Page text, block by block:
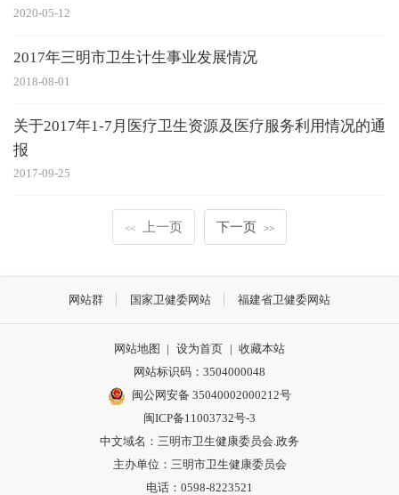
2020-05-12
2017年三明市卫生计生事业发展情况
2018-08-01
关于2017年1-7月医疗卫生资源及医疗服务利用情况的通
报
2017-09-25
<< 上一页 下一页 >>
网站群 国家卫健委网站 福建省卫健委网站
网站地图 | 设为首页 | 收藏本站
网站标识码：3504000048
闽公网安备 35040002000212号
闽ICP备11003732号-3
中文域名：三明市卫生健康委员会.政务
主办单位：三明市卫生健康委员会
电话：0598-8223521